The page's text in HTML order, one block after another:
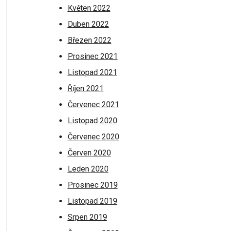
Květen 2022
Duben 2022
Březen 2022
Prosinec 2021
Listopad 2021
Říjen 2021
Červenec 2021
Listopad 2020
Červenec 2020
Červen 2020
Leden 2020
Prosinec 2019
Listopad 2019
Srpen 2019